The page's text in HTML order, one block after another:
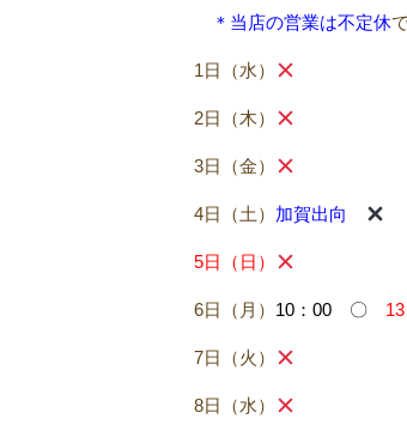
＊当店の営業は不定休
1日（水）
2日（木）
3日（金）
4日（土） 加賀出向
5日（日）
6日（月） 10：00 〇
7日（火）
8日（水）